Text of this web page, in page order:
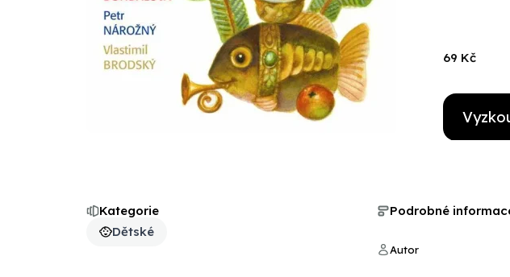
69 Kč
Kategorie
Dětské
Podrobné
Autor